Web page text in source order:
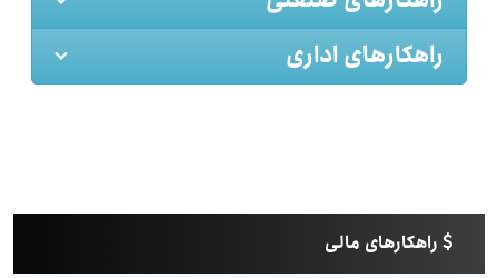
راهکارهای اداری
راهکارهای مالی